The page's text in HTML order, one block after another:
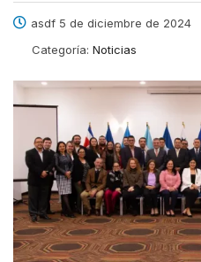
asdf 5 de diciembre de 2024
Categoría: Noticias